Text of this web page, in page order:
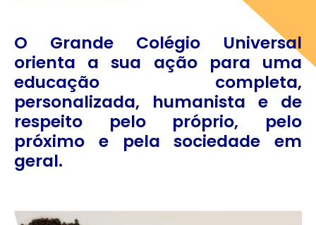
O Grande Colégio Universal
orienta a sua ação para uma
educação completa,
personalizada, humanista e de
respeito pelo próprio, pelo
próximo e pela sociedade em
geral.